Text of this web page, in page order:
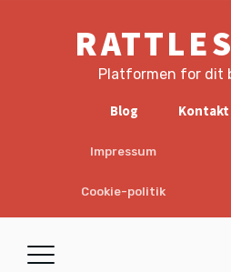
Platformen for dit
Blog Kontakt
Impressum
Cookie-politik